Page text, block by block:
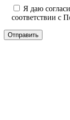
Я даю
соответствии с